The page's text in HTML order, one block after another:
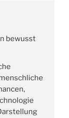
bewusst